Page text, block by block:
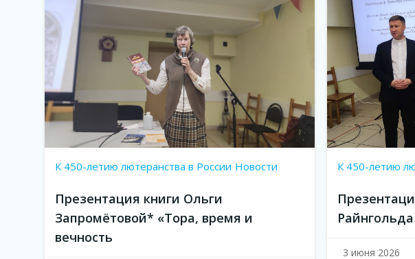
К 450-летию лютеранства в России Новости
Презентация книги Ольги
Запромётовой* «Тора, время и
вечность
К 450-летию
3 июня 2026